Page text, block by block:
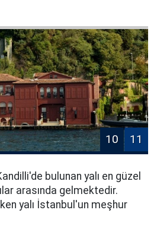
10 11
bulunan yalı en güzel
arasında gelmektedir.
yalı İstanbul'un meşhur